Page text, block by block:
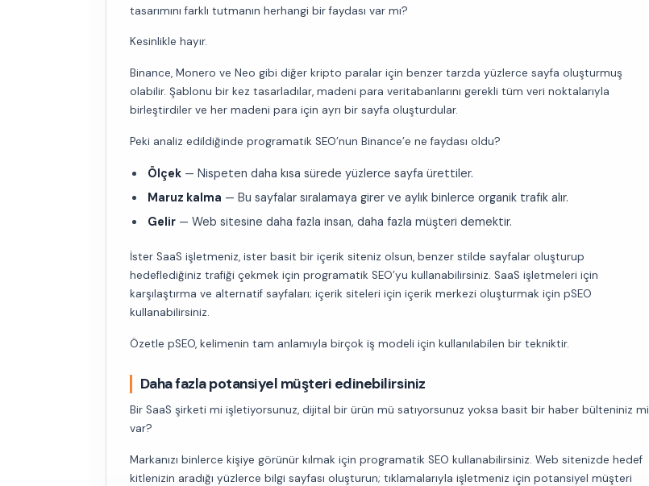
tasarımını farklı tutmanın herhangi bir faydası var mı?
Kesinlikle hayır.
Binance, Monero ve Neo gibi diğer kripto paralar için benzer tarzda yüzlerce sayfa oluşturmuş
olabilir. Şablonu bir kez tasarladılar, madeni para veritabanlarını gerekli tüm veri noktalarıyla
birleştirdiler ve her madeni para için ayrı bir sayfa oluşturdular.
Peki analiz edildiğinde programatik SEO’nun Binance’e ne faydası oldu?
Ölçek— Nispeten daha kısa sürede yüzlerce sayfa ürettiler.
Maruz kalma — Bu sayfalar sıralamaya girer ve aylık binlerce organik trafik alır.
Gelir— Web sitesine daha fazla insan, daha fazla müşteri demektir.
İster SaaS işletmeniz, ister basit bir içerik siteniz olsun, benzer stilde sayfalar oluşturup
hedeflediğiniz trafiği çekmek için programatik SEO’yu kullanabilirsiniz. SaaS işletmeleri için
karşılaştırma ve alternatif sayfaları; içerik siteleri için içerik merkezi oluşturmak için pSEO
kullanabilirsiniz.
Özetle pSEO, kelimenin tam anlamıyla birçok iş modeli için kullanılabilen bir tekniktir.
Daha fazla potansiyel müşteri edinebilirsiniz
Bir SaaS şirketi mi işletiyorsunuz, dijital bir ürün mü satıyorsunuz yoksa basit bir haber bülteniniz mi
var?
Markanızı binlerce kişiye görünür kılmak için programatik SEO kullanabilirsiniz. Web sitenizde hedef
kitlenizin aradığı yüzlerce bilgi sayfası oluşturun; tıklamalarıyla işletmeniz için potansiyel müşteri